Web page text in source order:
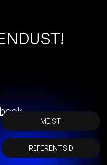
NDUST!
MEIST
REFERENTSID